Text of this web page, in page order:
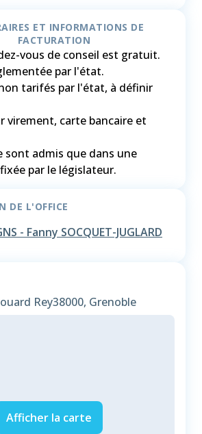
ET INFORMATIONS DE
FACTURATION
vous de conseil est gratuit.
par l'état.
tarifés par l'état, à définir
virement, carte bancaire et
sont admis que dans une
par le législateur.
DE L'OFFICE
- Fanny SOCQUET-JUGLARD
Rey38000, Grenoble
Afficher la carte